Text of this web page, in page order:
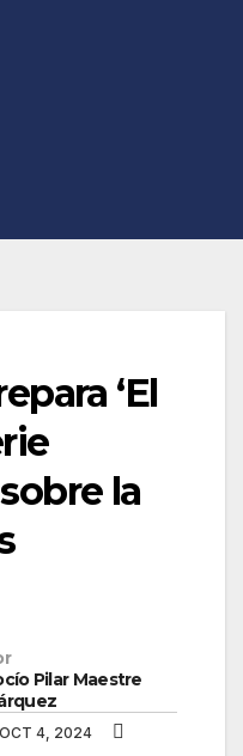
‘El
la
Pilar Maestre
OCT 4, 2024